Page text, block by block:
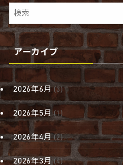
アーカイブ
2026年6月(3)
2026年5月(1)
2026年4月(2)
2026年3月 (4)